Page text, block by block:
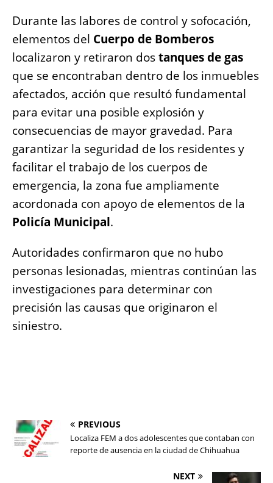
Durante las labores de control y sofocación,
elementos del Cuerpo de Bomberos
localizaron y retiraron dostanques de gas
que se encontraban dentro de los inmuebles
afectados, acción que resultó fundamental
para evitar una posible explosión y
consecuencias de mayor gravedad. Para
garantizar la seguridad de los residentes y
facilitar el trabajo de los cuerpos de
emergencia, la zona fue ampliamente
acordonada con apoyo de elementos de la
Policía Municipal.
Autoridades confirmaron que no hubo
personas lesionadas, mientras continúan las
investigaciones para determinar con
precisión las causas que originaron el
siniestro.
PREVIOUS
Localiza FEM a dos adolescentes que contaban con
reporte de ausencia en la ciudad de Chihuahua
NEXT